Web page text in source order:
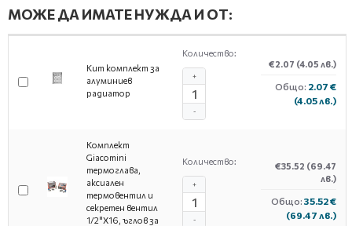
МОЖЕ ДА ИМАТЕ НУЖДА И ОТ:
Кит комплект за
алуминиев
радиатор
Количество:
-
+
€2.07 (4.05 лв.)
Общо: 2.07 €
(4.05 лв.)
Комплект
Giacomini
термоглава,
аксиален
термовентил и
секретен вентил
1/2"X16, ъглов за
Количество:
-
+
€35.52 (69.47
лв.)
Общо: 35.52 €
(69.47 лв.)